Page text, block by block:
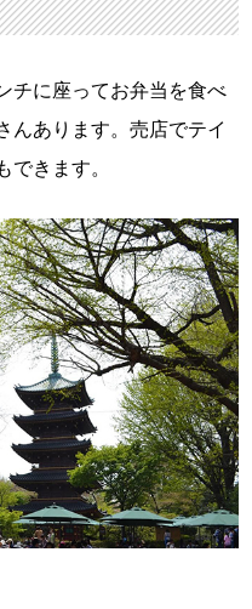
チに座ってお弁当を食べ
んあります。売店でテイ
できます。